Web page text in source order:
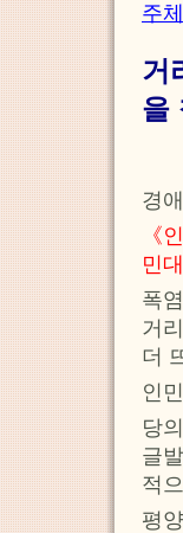
주
거
을
경
《
민
폭
거
더
인
당
글
적
평